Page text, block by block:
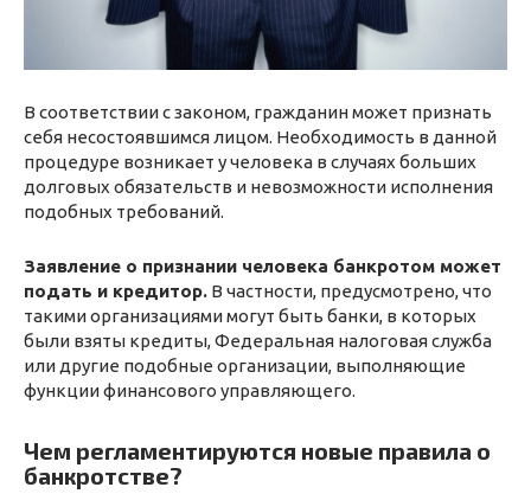
В соответствии с законом, гражданин может признать
себя несостоявшимся лицом. Необходимость в данной
процедуре возникает у человека в случаях больших
долговых обязательств и невозможности исполнения
подобных требований.
Заявление о признании человека банкротом может
подать и кредитор. В частности, предусмотрено, что
такими организациями могут быть банки, в которых
были взяты кредиты, Федеральная налоговая служба
или другие подобные организации, выполняющие
функции финансового управляющего.
Чем регламентируются новые правила о
банкротстве?